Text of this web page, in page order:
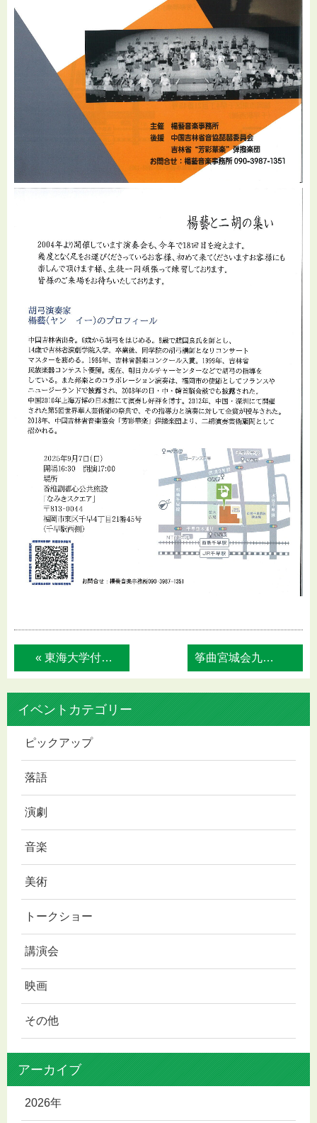
« 東海大学付属福岡高等学校吹奏楽部 第51... 筝曲宮城会九州支部福岡部会 第50回定期... »
イベントカテゴリー
ピックアップ
落語
演劇
音楽
美術
トークショー
講演会
映画
その他
アーカイブ
2026年